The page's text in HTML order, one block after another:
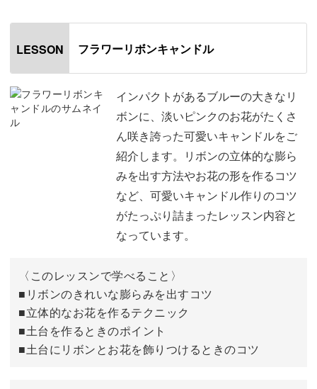
お誕生日やお祝いごとなどにぴったりなデザインで、見て
リボンの立体的な膨らみを出す方法やお花の形を作るコツ
など、可愛いキャンドル作りのコツがたっぷり詰まったレ
ッスン内容となっています。
具体的なポイントは、
◆リボンのきれいな膨らみを出すコツ
◆立体的なお花を作るテクニック
◆土台にリボンとお花を飾りつけるときのコツ
難易度が高いお花の造形は1つ1つの工程を丁寧にレクチャ
ーしますので、きれいなお花が作れるようになりますよ♪
LESSON フラワーリボンキャンドル
インパクトがあるブルーの大きなリ
ボンに、淡いピンクのお花がたくさ
ん咲き誇った可愛いキャンドルをご
紹介します。リボンの立体的な膨ら
みを出す方法やお花の形を作るコツ
など、可愛いキャンドル作りのコツ
がたっぷり詰まったレッスン内容と
なっています。
〈このレッスンで学べること〉
■リボンのきれいな膨らみを出すコツ
■立体的なお花を作るテクニック
■土台を作るときのポイント
■土台にリボンとお花を飾りつけるときのコツ